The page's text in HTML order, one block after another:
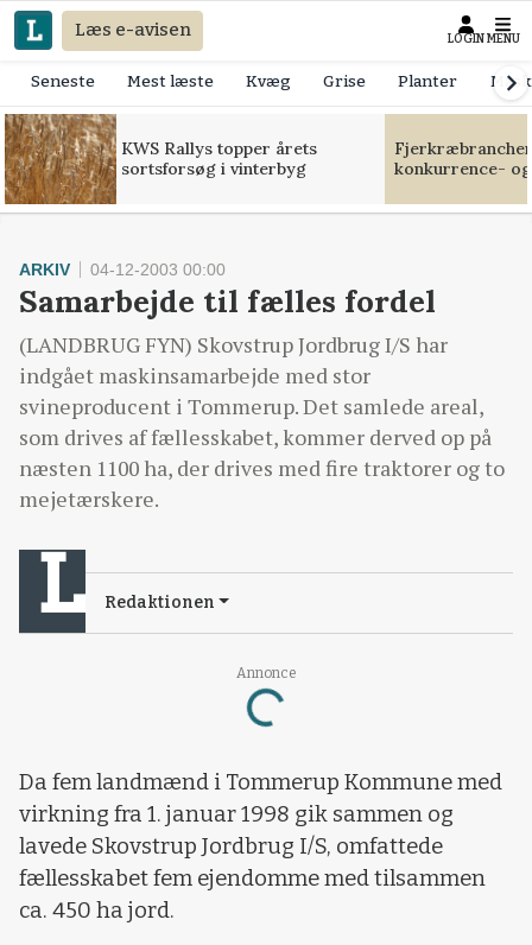
Læs e-avisen LOGIN MENU
Seneste Mest læste Kvæg Grise Planter
KWS Rallys topper årets
sortsforsøg i vinterbyg
konkurrence-
Annonce
Loading...
ARKIV 04-12-2003 00:00
Samarbejde til fælles fordel
(LANDBRUG FYN) Skovstrup Jordbrug I/S har
indgået maskinsamarbejde med stor
svineproducent i Tommerup. Det samlede areal,
som drives af fællesskabet, kommer derved op på
næsten 1100 ha, der drives med fire traktorer og to
mejetærskere.
Redaktionen
Da fem landmænd i Tommerup Kommune med
virkning fra 1. januar 1998 gik sammen og
lavede Skovstrup Jordbrug I/S, omfattede
fællesskabet fem ejendomme med tilsammen
ca. 450 ha jord.